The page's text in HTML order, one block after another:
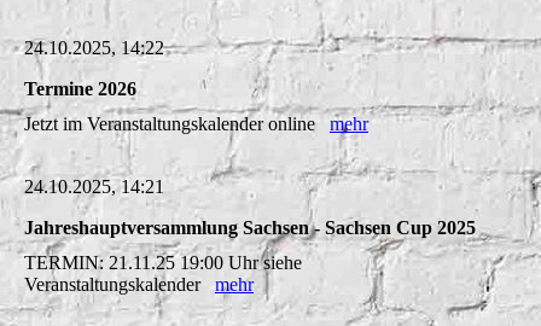
24.10.2025, 14:22
Termine 2026
Jetzt im Veranstaltungskalender online mehr
24.10.2025, 14:21
Jahreshauptversammlung Sachsen - Sachsen Cup 2025
TERMIN: 21.11.25 19:00 Uhr siehe
Veranstaltungskalender mehr